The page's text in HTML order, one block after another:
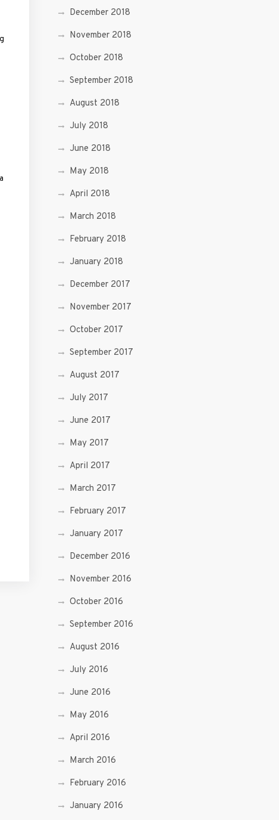
December 2018
November 2018
October 2018
September 2018
August 2018
July 2018
June 2018
May 2018
April 2018
March 2018
February 2018
January 2018
December 2017
November 2017
October 2017
September 2017
August 2017
July 2017
June 2017
May 2017
April 2017
March 2017
February 2017
January 2017
December 2016
November 2016
October 2016
September 2016
August 2016
July 2016
June 2016
May 2016
April 2016
March 2016
February 2016
January 2016